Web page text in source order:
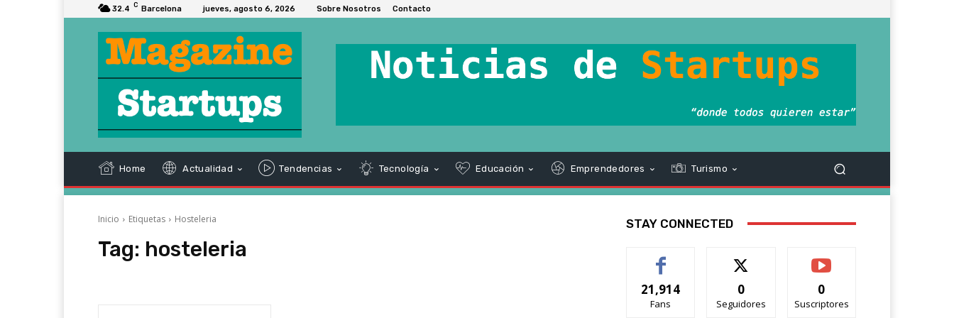
32.4 C Barcelona jueves, agosto 6, 2026 Sobre Nosotros Contacto
Home Actualidad Tendencias Tecnología Educación Emprendedores Turismo
Inicio Etiquetas Hosteleria
Tag: hosteleria
STAY CONNECTED
21,914
Fans
0
Seguidores
0
Suscriptores